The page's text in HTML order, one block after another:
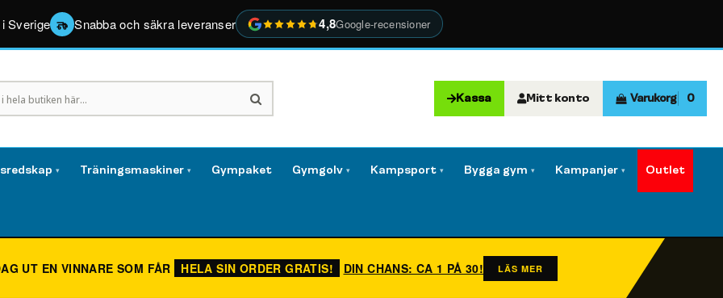
Sverige Snabba och säkra leveranser 4,8Google-recensioner
Kassa Mitt konto Varukorg 0
▾ Träningsmaskiner ▾ Gympaket Gymgolv ▾ Kampsport ▾ Bygga gym ▾ Kampanjer ▾ Outlet
UT EN VINNARE SOM FÅR HELA SIN ORDER GRATIS! DIN CHANS: CA 1 PÅ 30! LÄS MER